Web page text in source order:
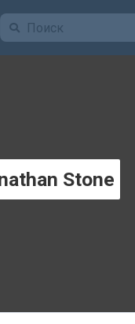
Stone